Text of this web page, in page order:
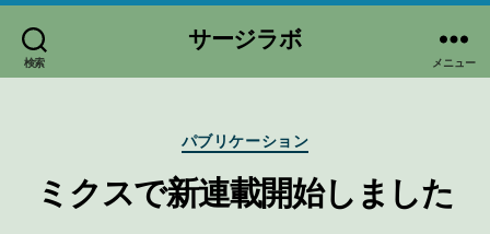
検索
サージラボ
メニュー
カ
テ
ゴ
リ
パブリケーション
ミクスで新連載開始しました